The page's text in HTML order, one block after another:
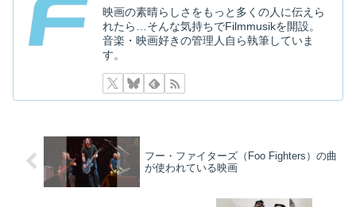
映画の素晴らしさをもっと多くの人に伝えら
れたら…そんな気持ちでFilmmusikを開設。
音楽・映画好きの管理人自ら執筆していま
す。
フー・ファイターズ（Foo Fighters）の曲
が使われている映画